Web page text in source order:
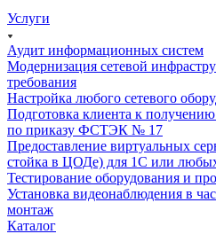
Услуги
Аудит информационных систем
Модернизация сетевой
требования
Настройка любого сетевого
Подготовка клиента к получению
по приказу ФСТЭК № 17
Предоставление виртуальных
стойка в ЦОДе) для 1С или любых
Тестирование оборудования и
Установка видеонаблюдения в
монтаж
Каталог